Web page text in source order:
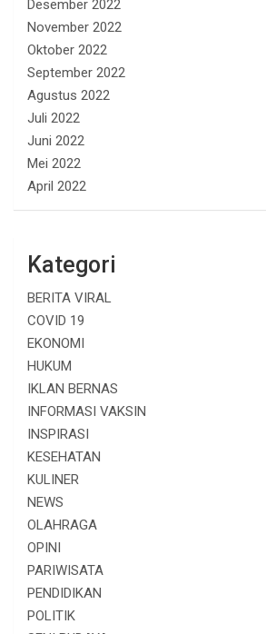
Desember 2022
November 2022
Oktober 2022
September 2022
Agustus 2022
Juli 2022
Juni 2022
Mei 2022
April 2022
Kategori
BERITA VIRAL
COVID 19
EKONOMI
HUKUM
IKLAN BERNAS
INFORMASI VAKSIN
INSPIRASI
KESEHATAN
KULINER
NEWS
OLAHRAGA
OPINI
PARIWISATA
PENDIDIKAN
POLITIK